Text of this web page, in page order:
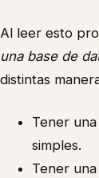
Al leer esto
una base de
distintas
Tener
simples.
Tener